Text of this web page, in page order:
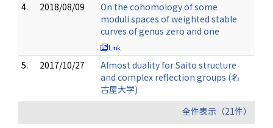
4. 2018/08/09
On the cohomology of some
moduli spaces of weighted stable
curves of genus zero and one
5. 2017/10/27
Almost duality for Saito structure
and complex reflection groups (名
古屋大学)
全件表示（21件）